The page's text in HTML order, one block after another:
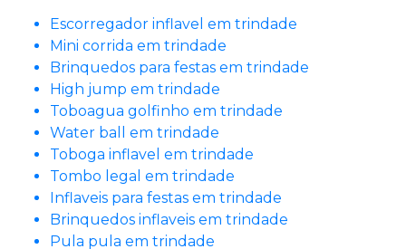
Escorregador inflavel em trindade
Mini corrida em trindade
Brinquedos para festas em trindade
High jump em trindade
Toboagua golfinho em trindade
Water ball em trindade
Toboga inflavel em trindade
Tombo legal em trindade
Inflaveis para festas em trindade
Brinquedos inflaveis em trindade
Pula pula em trindade